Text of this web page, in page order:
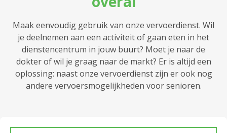
Maak eenvoudig gebruik van onze vervoerdienst. Wil
je deelnemen aan een activiteit of gaan eten in het
dienstencentrum in jouw buurt? Moet je naar de
dokter of wil je graag naar de markt? Er is altijd een
oplossing: naast onze vervoerdienst zijn er ook nog
andere vervoersmogelijkheden voor senioren.